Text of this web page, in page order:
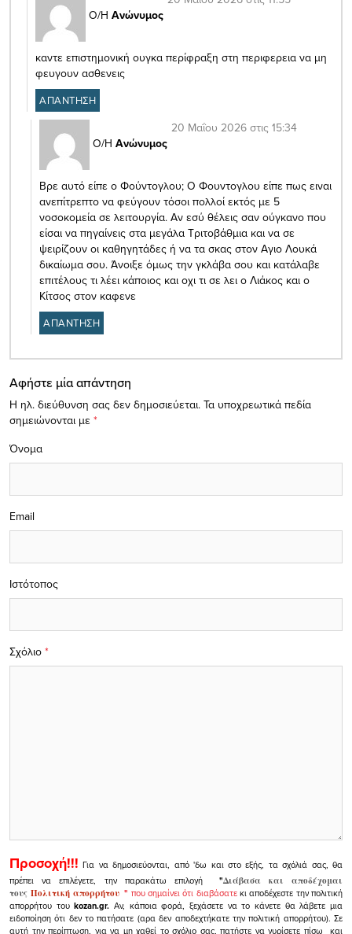
Ο/Η Ανώνυμος
καντε επιστημονική ουγκα περίφραξη στη περιφερεια να μη
φευγουν ασθενεις
ΑΠΑΝΤΗΣΗ
Ο/Η Ανώνυμος
20 Μαΐου 2026 στις 15:34
Βρε αυτό είπε ο Φούντογλου; Ο Φουντογλου είπε πως ειναι
ανεπίτρεπτο να φεύγουν τόσοι πολλοί εκτός με 5
νοσοκομεία σε λειτουργία. Αν εσύ θέλεις σαν ούγκανο που
είσαι να πηγαίνεις στα μεγάλα Τριτοβάθμια και να σε
ψειρίζουν οι καθηγητάδες ή να τα σκας στον Αγιο Λουκά
δικαίωμα σου. Άνοιξε όμως την γκλάβα σου και κατάλαβε
επιτέλους τι λέει κάποιος και οχι τι σε λει ο Λιάκος και ο
Κίτσος στον καφενε
ΑΠΑΝΤΗΣΗ
Αφήστε μία απάντηση
Η ηλ. διεύθυνση σας δεν δημοσιεύεται. Τα υποχρεωτικά πεδία
σημειώνονται με *
Σχόλιο *
Όνομα
Email
Ιστότοπος
Προσοχή!!! Για να δημοσιεύονται, από 'δω και στο εξής, τα σχόλιά σας, θα
πρέπει να επιλέγετε, την παρακάτω επιλογή
"Διάβασα και αποδέχομαι
τουςΠολιτική απορρήτου" που σημαίνει ότι διαβάσατεκι αποδέχεστε την πολιτική
απορρήτου τουkozan.gr. Αν, κάποια φορά, ξεχάσετε να το κάνετε θα λάβετε μια
ειδοποίηση ότι δεν το πατήσατε (αρα δεν αποδεχτήκατε την πολιτική απορρήτου). Σε
αυτή την περίπτωση, για να μη χαθεί το σχόλιο σας, πατήστε να γυρίσετε πίσω και